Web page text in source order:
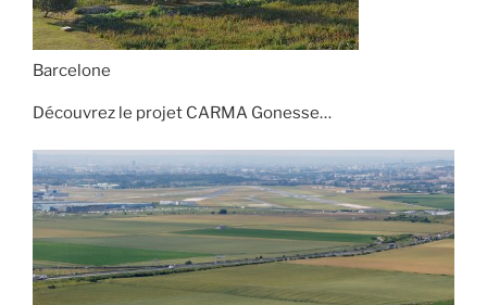
Barcelone
Découvrez le projet CARMA Gonesse…